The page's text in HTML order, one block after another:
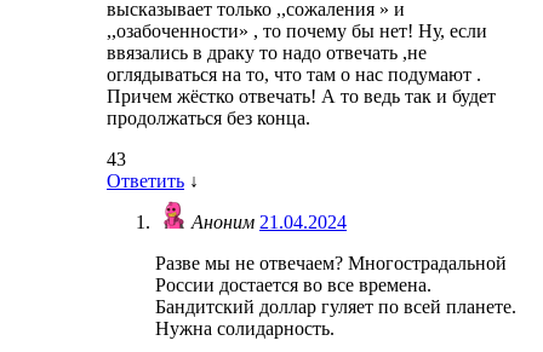
высказывает только ,,сожаления » и
,,озабоченности» , то почему бы нет! Ну, если
ввязались в драку то надо отвечать ,не
оглядываться на то, что там о нас подумают .
Причем жёстко отвечать! А то ведь так и будет
продолжаться без конца.
43
Ответить ↓
Аноним 21.04.2024
Разве мы не отвечаем? Многострадальной
России достается во все времена.
Бандитский доллар гуляет по всей планете.
Нужна солидарность.